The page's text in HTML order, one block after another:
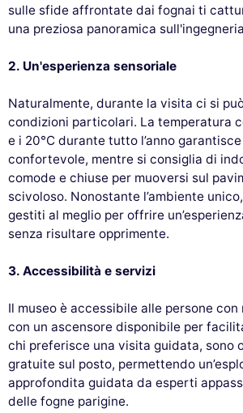
sulle sfide affrontate dai fognai ti
una preziosa panoramica
2. Un'esperienza sensoriale
Naturalmente, durante la visita ci si
condizioni particolari. La temperatura
e i 20°C durante tutto l’anno garantisce
confortevole, mentre si consiglia di
comode e chiuse per muoversi sul
scivoloso. Nonostante l’ambiente
gestiti al meglio per offrire
senza risultare opprimente.
3. Accessibilità e servizi
Il museo è accessibile alle persone
con un ascensore disponibile per
chi preferisce una visita guidata, sono
gratuite sul posto, permettendo
approfondita guidata da esperti
delle fogne parigine.